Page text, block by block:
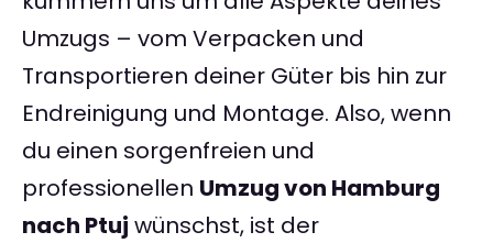
Umzugs – vom Verpacken und
Transportieren deiner Güter bis hin zur
Endreinigung und Montage. Also, wenn
du einen sorgenfreien und
professionellen Umzug von Hamburg
nach Ptuj wünschst, ist der